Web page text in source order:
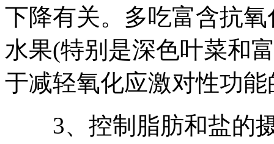
下降有关。多吃富含抗
水果(特别是深色叶菜和
于减轻氧化应激对性功
3、控制脂肪和盐的摄